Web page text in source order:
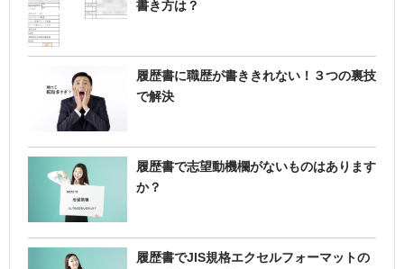
書き方は？
履歴書に職歴が書ききれない！３つの裏技
で解決
履歴書で志望動機欄がないものはあります
か？
履歴書でJIS規格エクセルフォーマットの